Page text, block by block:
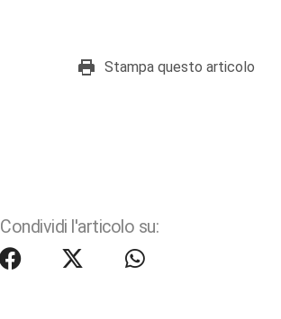
Stampa questo articolo
Condividi l'articolo su: